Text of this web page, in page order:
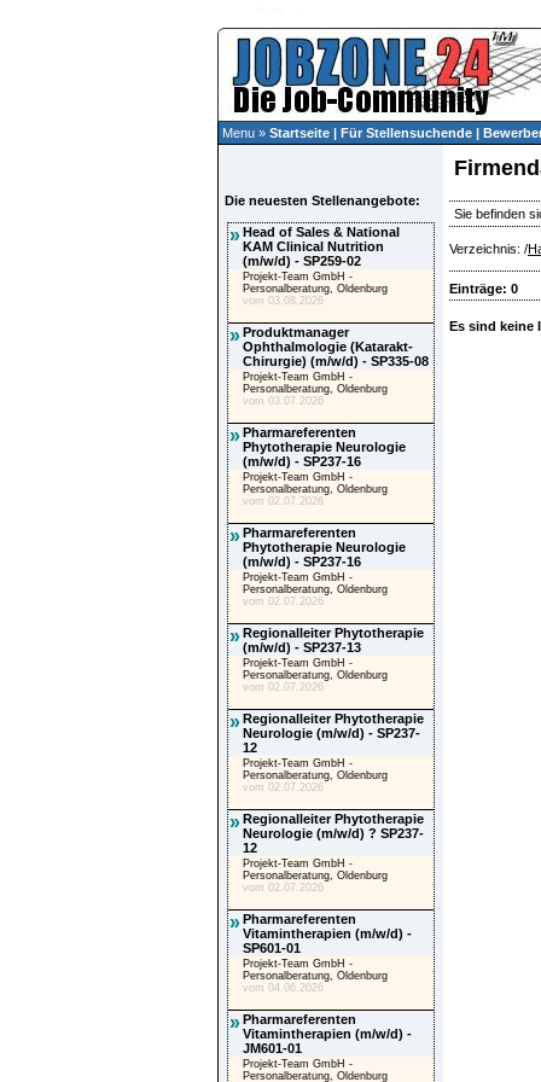
Menu » Startseite | Für Stellensuchende |
Die neuesten Stellenangebote:
»Head of Sales & National
KAM Clinical Nutrition
(m/w/d) - SP259-02
Projekt-Team GmbH -
Personalberatung, Oldenburg
vom 03.08.2026
»Produktmanager
Ophthalmologie (Katarakt-
Chirurgie) (m/w/d) - SP335-08
Projekt-Team GmbH -
Personalberatung, Oldenburg
vom 03.07.2026
»Pharmareferenten
Phytotherapie Neurologie
(m/w/d) - SP237-16
Projekt-Team GmbH -
Personalberatung, Oldenburg
vom 02.07.2026
»Pharmareferenten
Phytotherapie Neurologie
(m/w/d) - SP237-16
Projekt-Team GmbH -
Personalberatung, Oldenburg
vom 02.07.2026
»Regionalleiter Phytotherapie
(m/w/d) - SP237-13
Projekt-Team GmbH -
Personalberatung, Oldenburg
vom 02.07.2026
»Regionalleiter Phytotherapie
Neurologie (m/w/d) - SP237-
12
Projekt-Team GmbH -
Personalberatung, Oldenburg
vom 02.07.2026
»Regionalleiter Phytotherapie
Neurologie (m/w/d) ? SP237-
12
Projekt-Team GmbH -
Personalberatung, Oldenburg
vom 02.07.2026
»Pharmareferenten
Vitamintherapien (m/w/d) -
SP601-01
Projekt-Team GmbH -
Personalberatung, Oldenburg
vom 04.06.2026
»Pharmareferenten
Vitamintherapien (m/w/d) -
JM601-01
Projekt-Team GmbH -
Personalberatung, Oldenburg
Sie befinden
Verzeichnis: /
Einträge: 0
Es sind keine